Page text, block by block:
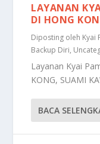
LAYANAN
DI HONG
Diposting oleh Kyai
Backup Diri,
Layanan Kyai
KONG, SUAMI
BACA